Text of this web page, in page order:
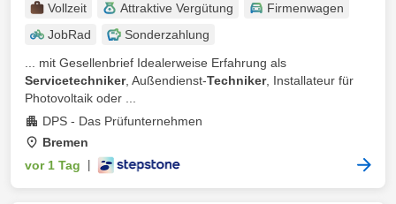
Vollzeit Attraktive Vergütung
Firmenwagen
JobRad
Sonderzahlung
... mit Gesellenbrief Idealerweise Erfahrung als
Servicetechniker, Außendienst-Techniker, Installateur für
Photovoltaik oder ...
DPS - Das Prüfunternehmen
Bremen
vor 1 Tag